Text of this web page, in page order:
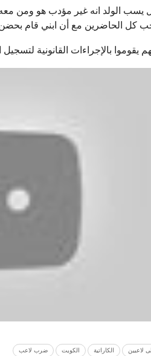
الولد انه غير مؤدب هو ومن معه
كل الحاضرين مع أن ابني قام بحضن
يقوموا بالإجراءات القانونية لتسجيل
لاعبين الكاراتية الكويت ضرب لاعب